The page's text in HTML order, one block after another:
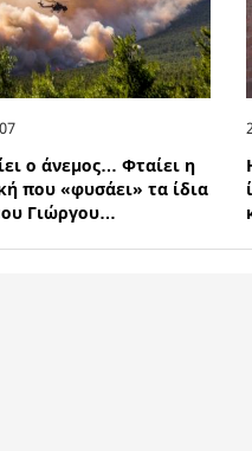
ο άνεμος… Φταίει η
που «φυσάει» τα ίδια
Γιώργου…